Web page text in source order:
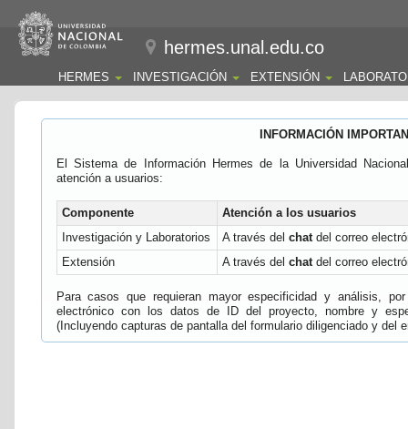
hermes.unal.edu.co
HERMES INVESTIGACIÓN EXTENSIÓN
INFORMACIÓN
El Sistema de Información Hermes de la Universidad
atención a usuarios:
Componente
Atención a los usuarios
Investigación y Laboratorios
A través del chatdel correo
Extensión
A través del chatdel correo
Para casos que requieran mayor especificidad y análisis,
electrónico con los datos de ID del proyecto, nombre y
(Incluyendo capturas de pantalla del formulario diligenciado y del